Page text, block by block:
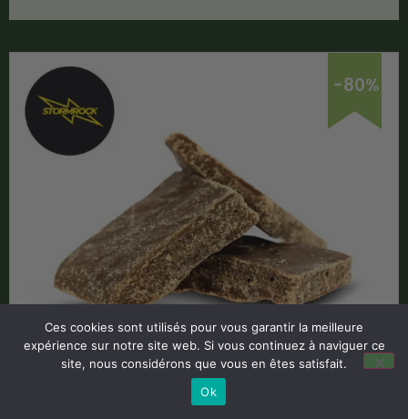
-80%
Résine CBD Filtrée x3 76% – Stormrock
Code Promo -80% :
Ces cookies sont utilisés pour vous garantir la meilleure
expérience sur notre site web. Si vous continuez à naviguer ce
site, nous considérons que vous en êtes satisfait.
Ok